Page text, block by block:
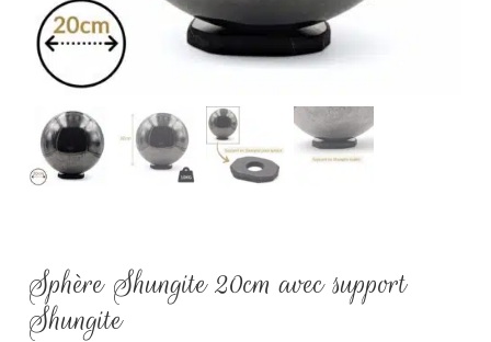
Sphère Shungite 20cm avec support
Shungite